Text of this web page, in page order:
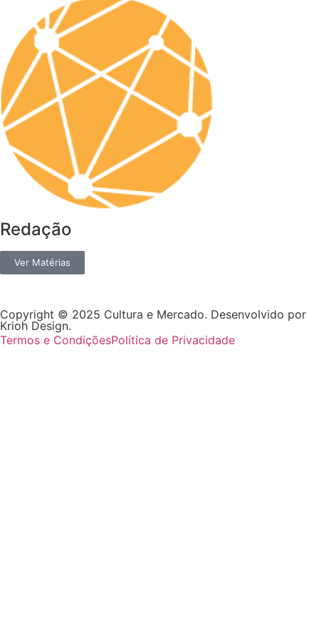
Redação
Ver Matérias
Copyright © 2025 Cultura e Mercado. Desenvolvido por
Krioh Design.
Termos e CondiçõesPolítica de Privacidade